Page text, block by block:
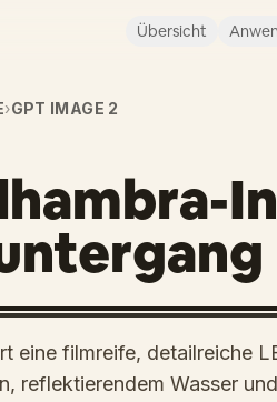
Übersicht
›GPT IMAGE 2
eine filmreife, detailreiche
reflektierendem Wasser